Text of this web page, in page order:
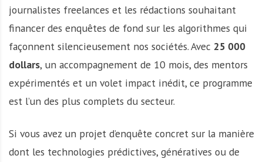
journalistes freelances et les rédactions souhaitant
financer des enquêtes de fond sur les algorithmes qui
façonnent silencieusement nos sociétés. Avec 25 000
dollars, un accompagnement de 10 mois, des mentors
expérimentés et un volet impact inédit, ce programme
est l’un des plus complets du secteur.
Si vous avez un projet d’enquête concret sur la manière
dont les technologies prédictives, génératives ou de